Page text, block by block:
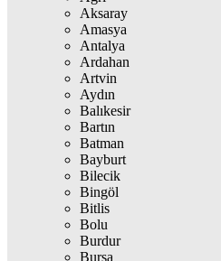
Aksaray
Amasya
Antalya
Ardahan
Artvin
Aydın
Balıkesir
Bartın
Batman
Bayburt
Bilecik
Bingöl
Bitlis
Bolu
Burdur
Bursa